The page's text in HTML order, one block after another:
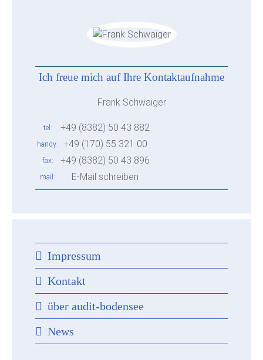
Ich freue mich auf Ihre Kontaktaufnahme
Frank Schwaiger
tel +49 (8382) 50 43 882
handy +49 (170) 55 321 00
fax +49 (8382) 50 43 896
mail E-Mail schreiben
Impressum
Kontakt
über audit-bodensee
News